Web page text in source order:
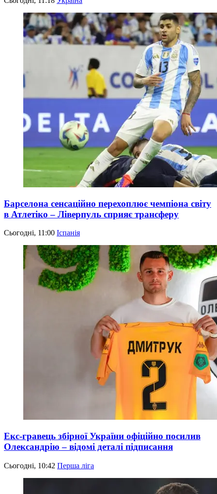
Барселона сенсаційно перехоплює чемпіона світу
в Атлетіко – Ліверпуль сприяє трансферу
Сьогодні, 11:00 Іспанія
Екс-гравець збірної України офіційно посилив
Олександрію – відомі деталі підписання
Сьогодні, 10:42 Перша ліга